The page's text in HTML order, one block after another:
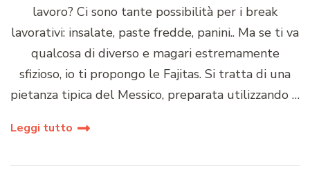
lavoro? Ci sono tante possibilità per i break
lavorativi: insalate, paste fredde, panini.. Ma se ti va
qualcosa di diverso e magari estremamente
sfizioso, io ti propongo le Fajitas. Si tratta di una
pietanza tipica del Messico, preparata utilizzando …
Leggi tutto